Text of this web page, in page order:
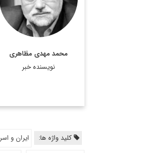
محمد مهدی مظاهری
نویسنده خبر
اکو، عضو هیات امنای
پژوهشگاه فرهنگ و هنر و
فقید مجمع تشخیص
مصلحت نظام، مشاور وزیر
کلید واژه ها: ایران و